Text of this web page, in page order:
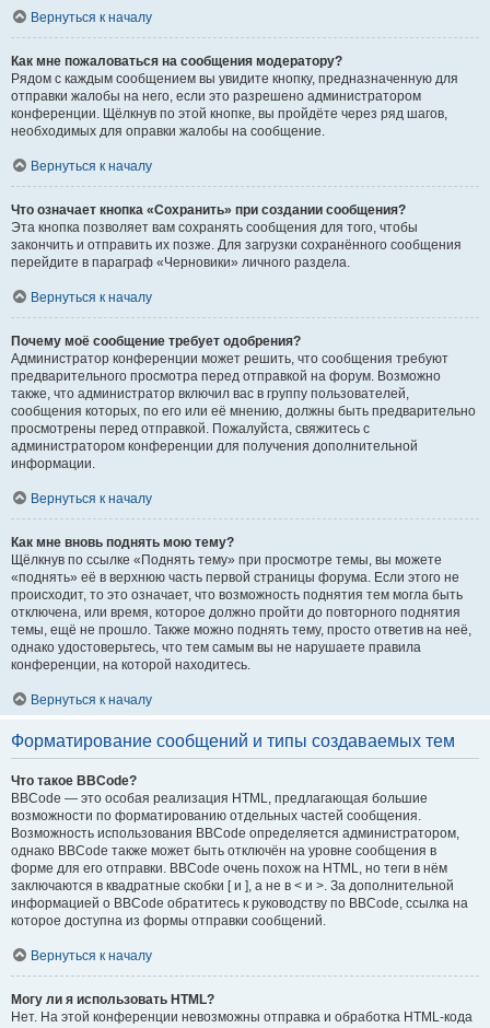
Вернуться к началу
Как мне пожаловаться на сообщения модератору?
Рядом с каждым сообщением вы увидите кнопку, предназначенную для
отправки жалобы на него, если это разрешено администратором
конференции. Щёлкнув по этой кнопке, вы пройдёте через ряд шагов,
необходимых для оправки жалобы на сообщение.
Вернуться к началу
Что означает кнопка «Сохранить» при создании сообщения?
Эта кнопка позволяет вам сохранять сообщения для того, чтобы
закончить и отправить их позже. Для загрузки сохранённого сообщения
перейдите в параграф «Черновики» личного раздела.
Вернуться к началу
Почему моё сообщение требует одобрения?
Администратор конференции может решить, что сообщения требуют
предварительного просмотра перед отправкой на форум. Возможно
также, что администратор включил вас в группу пользователей,
сообщения которых, по его или её мнению, должны быть предварительно
просмотрены перед отправкой. Пожалуйста, свяжитесь с
администратором конференции для получения дополнительной
информации.
Вернуться к началу
Как мне вновь поднять мою тему?
Щёлкнув по ссылке «Поднять тему» при просмотре темы, вы можете
«поднять» её в верхнюю часть первой страницы форума. Если этого не
происходит, то это означает, что возможность поднятия тем могла быть
отключена, или время, которое должно пройти до повторного поднятия
темы, ещё не прошло. Также можно поднять тему, просто ответив на неё,
однако удостоверьтесь, что тем самым вы не нарушаете правила
конференции, на которой находитесь.
Вернуться к началу
Форматирование сообщений и типы создаваемых тем
Что такое BBCode?
BBCode — это особая реализация HTML, предлагающая большие
возможности по форматированию отдельных частей сообщения.
Возможность использования BBCode определяется администратором,
однако BBCode также может быть отключён на уровне сообщения в
форме для его отправки. BBCode очень похож на HTML, но теги в нём
заключаются в квадратные скобки [ и ], а не в < и >. За дополнительной
информацией о BBCode обратитесь к руководству по BBCode, ссылка на
которое доступна из формы отправки сообщений.
Вернуться к началу
Могу ли я использовать HTML?
Нет. На этой конференции невозможны отправка и обработка HTML-кода